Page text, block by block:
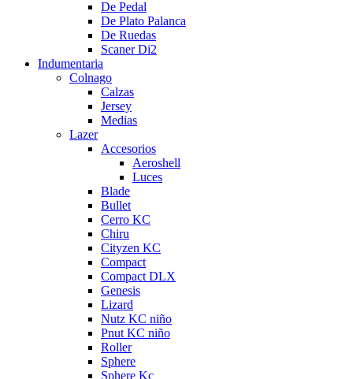
De Pedal
De Plato Palanca
De Ruedas
Scaner Di2
Indumentaria
Colnago
Calzas
Jersey
Medias
Lazer
Accesorios
Aeroshell
Luces
Blade
Bullet
Cerro KC
Chiru
Cityzen KC
Compact
Compact DLX
Genesis
Lizard
Nutz KC niño
Pnut KC niño
Roller
Sphere
Sphere Kc